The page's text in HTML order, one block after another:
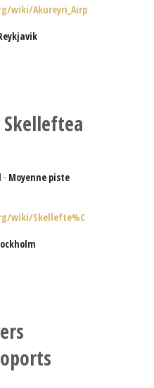
wiki/Akureyri_Airp
- Moyenne piste
wiki/Skellefte%C